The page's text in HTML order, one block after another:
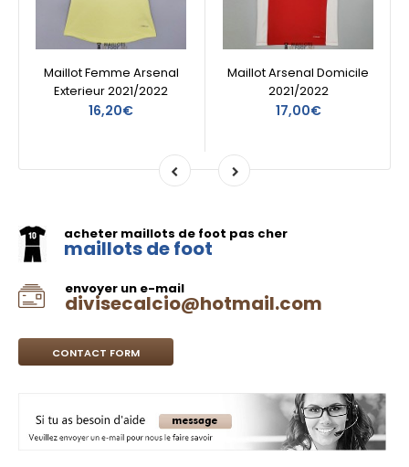
Maillot Femme Arsenal
Exterieur 2021/2022
16,20€
Maillot Arsenal Domicile
2021/2022
17,00€
acheter maillots de foot pas cher
maillots de foot
envoyer un e-mail
divisecalcio@hotmail.com
CONTACT FORM